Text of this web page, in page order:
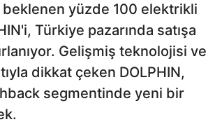
beklenen yüzde 100 elektrikli
Türkiye pazarında satışa
Gelişmiş teknolojisi ve
dikkat çeken DOLPHIN,
segmentinde yeni bir